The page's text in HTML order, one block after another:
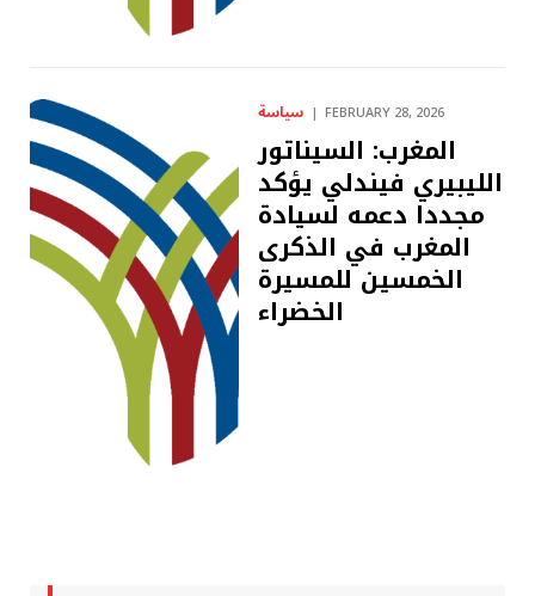
سياسة FEBRUARY 28, 2026
المغرب: السيناتور
الليبيري فيندلي يؤكد
مجددا دعمه لسيادة
المغرب في الذكرى
الخمسين للمسيرة
الخضراء